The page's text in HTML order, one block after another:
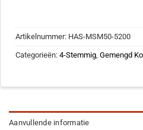
Artikelnummer: HAS-MSM50-5200
Categorieën: 4-Stemmig Gemengd
Aanvullende informatie